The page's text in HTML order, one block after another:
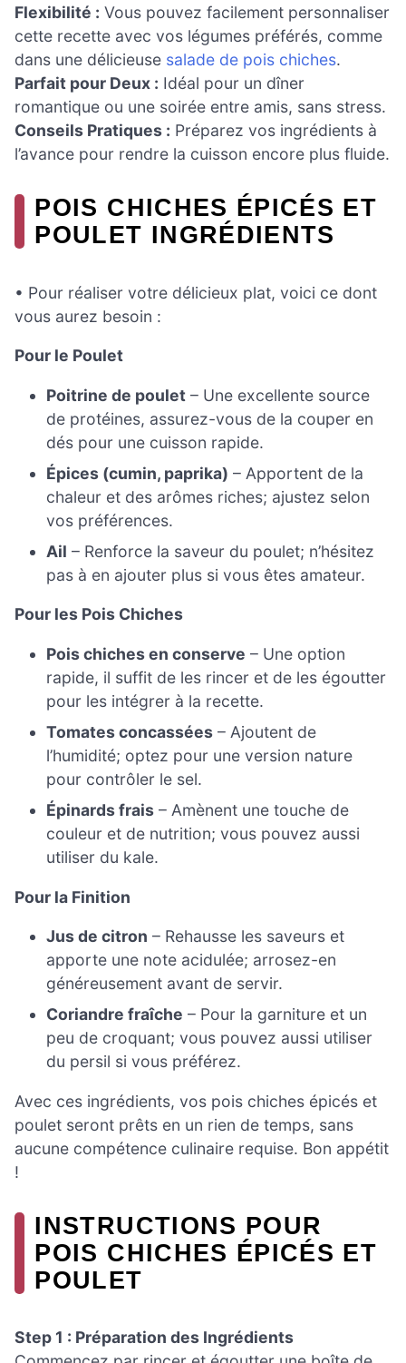
Flexibilité : Vous pouvez facilement personnaliser
cette recette avec vos légumes préférés, comme
dans une délicieuse salade de pois chiches.
Parfait pour Deux : Idéal pour un dîner
romantique ou une soirée entre amis, sans stress.
Conseils Pratiques : Préparez vos ingrédients à
l’avance pour rendre la cuisson encore plus fluide.
POIS CHICHES ÉPICÉS ET
POULET INGRÉDIENTS
• Pour réaliser votre délicieux plat, voici ce dont
vous aurez besoin :
Pour le Poulet
Poitrine de poulet – Une excellente source
de protéines, assurez-vous de la couper en
dés pour une cuisson rapide.
Épices (cumin, paprika) – Apportent de la
chaleur et des arômes riches; ajustez selon
vos préférences.
Ail – Renforce la saveur du poulet; n’hésitez
pas à en ajouter plus si vous êtes amateur.
Pour les Pois Chiches
Pois chiches en conserve – Une option
rapide, il suffit de les rincer et de les égoutter
pour les intégrer à la recette.
Tomates concassées – Ajoutent de
l’humidité; optez pour une version nature
pour contrôler le sel.
Épinards frais – Amènent une touche de
couleur et de nutrition; vous pouvez aussi
utiliser du kale.
Pour la Finition
Jus de citron – Rehausse les saveurs et
apporte une note acidulée; arrosez-en
généreusement avant de servir.
Coriandre fraîche – Pour la garniture et un
peu de croquant; vous pouvez aussi utiliser
du persil si vous préférez.
Avec ces ingrédients, vos pois chiches épicés et
poulet seront prêts en un rien de temps, sans
aucune compétence culinaire requise. Bon appétit
!
INSTRUCTIONS POUR
POIS CHICHES ÉPICÉS ET
POULET
Step 1 : Préparation des Ingrédients